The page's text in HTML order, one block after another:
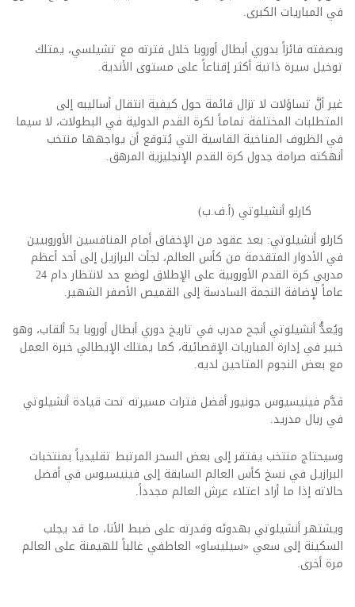
في المباريات الكبرى.
وبصفته فائزاً بدوري أبطال أوروبا خلال فترته مع تشيلسي، يمتلك
توخيل سيرة ذاتية أكثر إقناعاً على مستوى الأندية.
غير أنَّ تساؤلات لا تزال قائمة حول كيفية انتقال أساليبه إلى
المتطلبات المختلفة تماماً لكرة القدم الدولية في البطولات، لا سيما
في الظروف المناخية القاسية التي يُتوقع أن يواجهها منتخب
أنهكته صرامة جدول كرة القدم الإنجليزية المرهق.
كارلو أنشيلوتي (أ.ف.ب)
كارلو أنشيلوتي: بعد عقود من الإخفاق أمام المنافسين الأوروبيين
في الأدوار المتقدمة من كأس العالم، لجأت البرازيل إلى أحد أعظم
مدربي كرة القدم الأوروبية على الإطلاق لوضع حد لانتظار دام 24
عاماً لإضافة النجمة السادسة إلى القميص الأصفر الشهير.
ويُعدُّ أنشيلوتي أنجح مدرب في تاريخ دوري أبطال أوروبا بـ5 ألقاب، وهو
خبير في إدارة المباريات الإقصائية، كما يمتلك الإيطالي خبرة العمل
مع بعض النجوم المتاحين لديه.
قدَّم فينيسيوس جونيور أفضل فترات مسيرته تحت قيادة أنشيلوتي
في ريال مدريد.
وسيحتاج منتخب يفتقر إلى بعض السحر المرتبط تقليدياً بمنتخبات
البرازيل في نسخ كأس العالم السابقة إلى فينيسيوس في أفضل
حالاته إذا ما أراد اعتلاء عرش العالم مجدداً.
ويشتهر أنشيلوتي بهدوئه وقدرته على ضبط الأنا، ما قد يجلب
السكينة إلى سعي «سيليساو» العاطفي غالباً للهيمنة على العالم
مرة أخرى.